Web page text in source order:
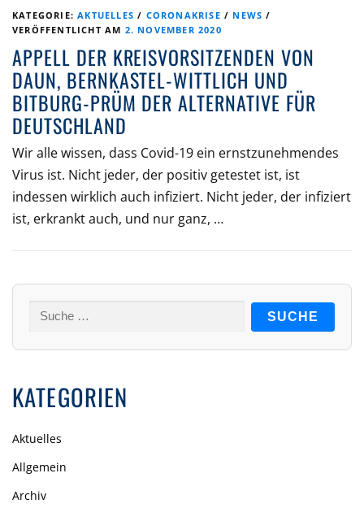
KATEGORIE:AKTUELLES / CORONAKRISE / NEWS /
VERÖFFENTLICHT AM 2. NOVEMBER 2020
APPELL DER KREISVORSITZENDEN VON
DAUN, BERNKASTEL-WITTLICH UND
BITBURG-PRÜM DER ALTERNATIVE FÜR
DEUTSCHLAND
Wir alle wissen, dass Covid-19 ein ernstzunehmendes
Virus ist. Nicht jeder, der positiv getestet ist, ist
indessen wirklich auch infiziert. Nicht jeder, der infiziert
ist, erkrankt auch, und nur ganz, …
Suche
KATEGORIEN
Aktuelles
Allgemein
Archiv